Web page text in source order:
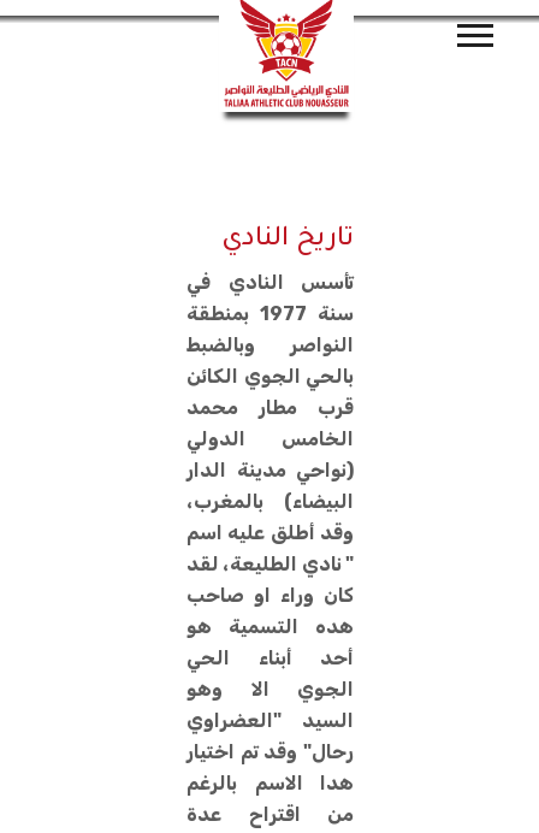
تاريخ النادي
تأسس النادي في
سنة 1977 بمنطقة
النواصر وبالضبط
بالحي الجوي الكائن
قرب مطار محمد
الخامس الدولي
(نواحي مدينة الدار
البيضاء) بالمغرب،
وقد أطلق عليه اسم
" نادي الطليعة، لقد
كان وراء او صاحب
هده التسمية هو
أحد أبناء الحي
الجوي الا وهو
السيد "العضراوي
رحال" وقد تم اختيار
هدا الاسم بالرغم
من اقتراح عدة